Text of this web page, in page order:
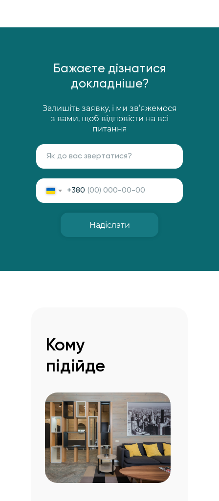
Бажаєте дізнатися
докладніше?
Залишіть заявку, і ми зв’яжемося
з вами, щоб відповісти на всі
питання
+380
Надіслати
Кому
підійде